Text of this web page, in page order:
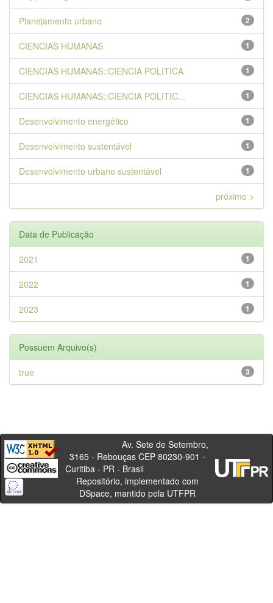
2
Planejamento urbano
1
CIENCIAS HUMANAS
1
CIENCIAS HUMANAS::CIENCIA POLITICA
1
CIENCIAS HUMANAS::CIENCIA POLITIC...
1
Desenvolvimento energético
1
Desenvolvimento sustentável
1
Desenvolvimento urbano sustentável
próximo >
Data de Publicação
1
2021
1
2022
1
2023
Possuem Arquivo(s)
3
true
Av. Sete de Setembro,
3165 - Rebouças CEP 80230-901 -
Curitiba - PR - Brasil
Repositório, implementado com
DSpace, mantido pela UTFPR